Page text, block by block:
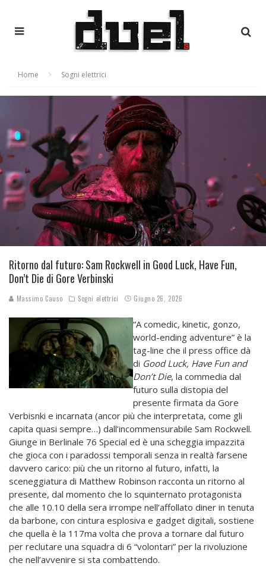
Home Sogni elettrici
Ritorno dal futuro: Sam Rockwell in Good Luck, Have Fun,
Don’t Die di Gore Verbinski
Massimo Causo Sogni elettrici Giugno 26, 2026
“A comedic, kinetic, gonzo,
world-ending adventure” è la
tag-line che il press office dà
di Good Luck, Have Fun and
Don’t Die, la commedia dal
futuro sulla distopia del
presente firmata da Gore
Verbisnki e incarnata (ancor più che interpretata, come gli
capita quasi sempre…) dall’incommensurabile Sam Rockwell.
Giunge in Berlinale 76 Special ed è una scheggia impazzita
che gioca con i paradossi temporali senza in realtà farsene
davvero carico: più che un ritorno al futuro, infatti, la
sceneggiatura di Matthew Robinson racconta un ritorno al
presente, dal momento che lo squinternato protagonista
che alle 10.10 della sera irrompe nell’affollato diner in tenuta
da barbone, con cintura esplosiva e gadget digitali, sostiene
che quella è la 117ma volta che prova a tornare dal futuro
per reclutare una squadra di 6 “volontari” per la rivoluzione
che nell’avvenire si sta combattendo.